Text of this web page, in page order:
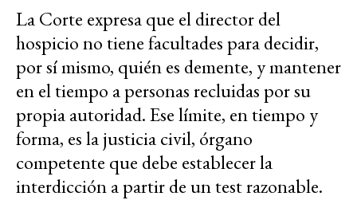
La Corte expresa que el director del
hospicio no tiene facultades para decidir,
por sí mismo, quién es demente, y mantener
en el tiempo a personas recluidas por su
propia autoridad. Ese límite, en tiempo y
forma, es la justicia civil, órgano
competente que debe establecer la
interdicción a partir de un test razonable.